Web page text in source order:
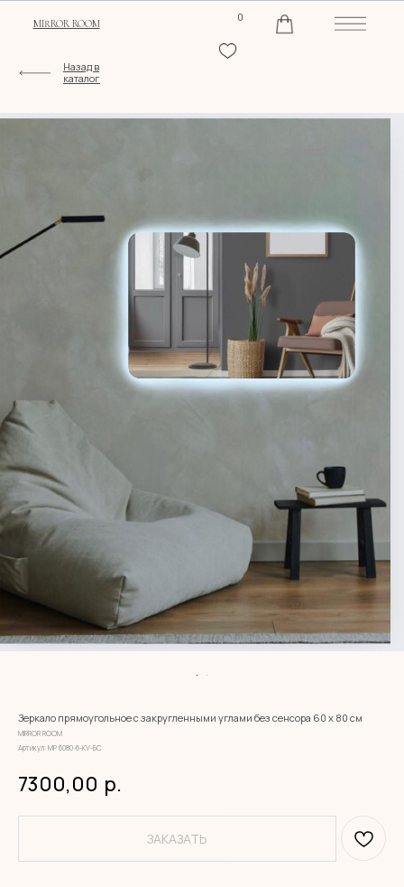
Зеркало прямоугольное с закругленными углами без сенсора 60 х 80 см
MIRROR ROOM
Артикул:МР 6080-6-КУ-БС
7300,00 р.
ЗАКАЗАТЬ